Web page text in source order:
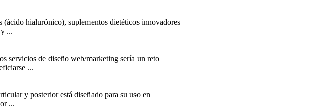
hialurónico), suplementos dietéticos innovadores
...
servicios de diseño web/marketing sería un reto
...
y posterior está diseñado para su uso en
...